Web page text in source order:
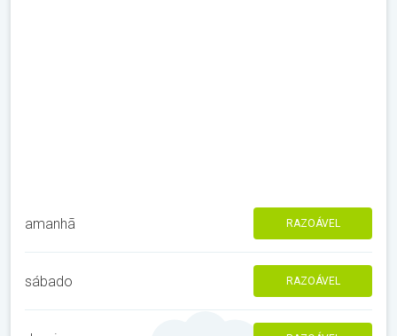
amanhã RAZOÁVEL
sábado RAZOÁVEL